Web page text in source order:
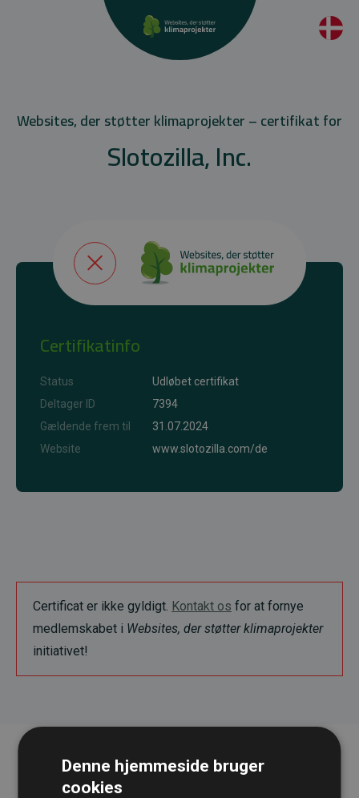
Websites, der støtter klimaprojekter – certifikat for
Slotozilla, Inc.
Certifikatinfo
Status
Udløbet certifikat
Deltager ID
7394
Gældende frem til
31.07.2024
Website
www.slotozilla.com/de
Certificat er ikke gyldigt. Kontakt os for at fornye
medlemskabet i Websites, der støtter klimaprojekter
initiativet!
Denne hjemmeside bruger
cookies